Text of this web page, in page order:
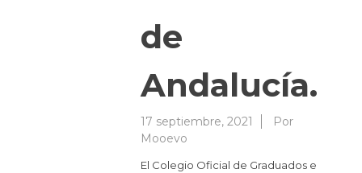
de
Andalucía.
17 septiembre, 2021
Por
Mooevo
El Colegio Oficial de Graduados e